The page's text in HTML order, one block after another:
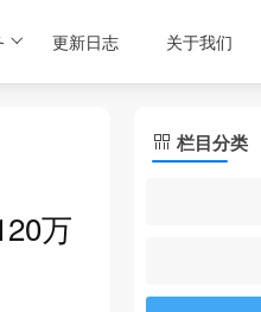
更新日志 关于我们
万
栏目分类